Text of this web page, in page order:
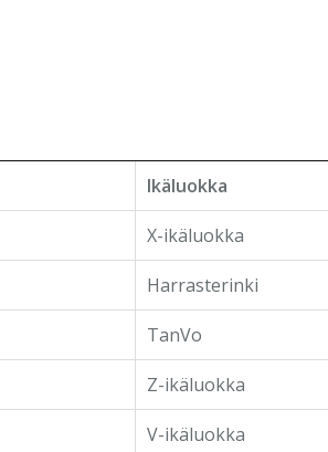
Ikäluokka
X-ikäluokka
Harrasterinki
TanVo
Z-ikäluokka
V-ikäluokka